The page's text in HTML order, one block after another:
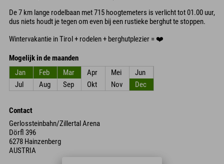
De 7 km lange rodelbaan met 715 hoogtemeters is verlicht tot 01.00 uur,
dus niets houdt je tegen om even bij een rustieke berghut te stoppen.
Wintervakantie in Tirol + rodelen + berghutplezier = ❤️
Mogelijk in de maanden
Jan
Feb Mar Apr Mei
Jun
Jul
Aug Sep Okt Nov Dec
Contact
Gerlossteinbahn/Zillertal Arena
Dörfl 396
6278 Hainzenberg
AUSTRIA